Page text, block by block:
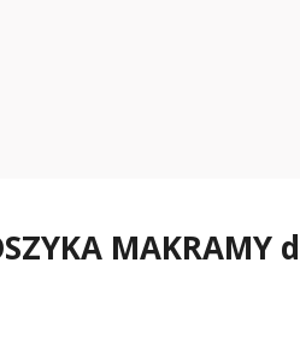
MAKRAMY